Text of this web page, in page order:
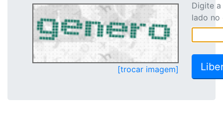
[trocar imagem]
Digite
lado no